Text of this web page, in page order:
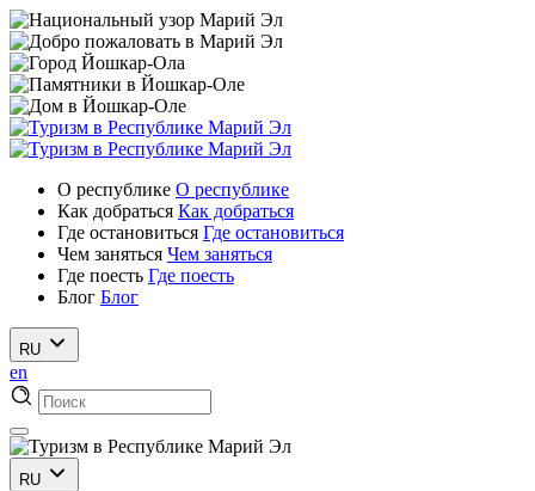
О республике О республике
Как добраться Как добраться
Где остановиться Где остановиться
Чем заняться Чем заняться
Где поесть Где поесть
Блог Блог
RU
en
RU